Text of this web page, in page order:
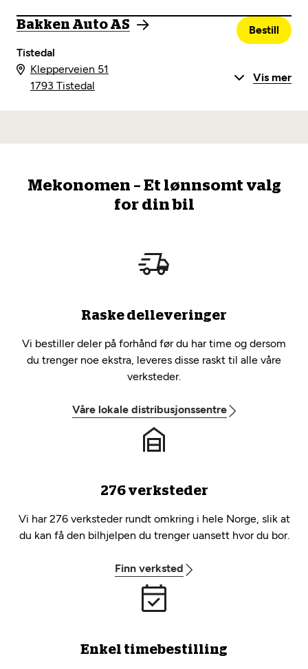
Bakken Auto AS
Tistedal
Bestill
Klepperveien 51
1793 Tistedal
Vis mer
Mekonomen – Et lønnsomt valg
for din bil
Raske delleveringer
Vi bestiller deler på forhånd før du har time og dersom
du trenger noe ekstra, leveres disse raskt til alle våre
verksteder.
Våre lokale distribusjonssentre
276 verksteder
Vi har 276 verksteder rundt omkring i hele Norge, slik at
du kan få den bilhjelpen du trenger uansett hvor du bor.
Finn verksted
Enkel timebestilling